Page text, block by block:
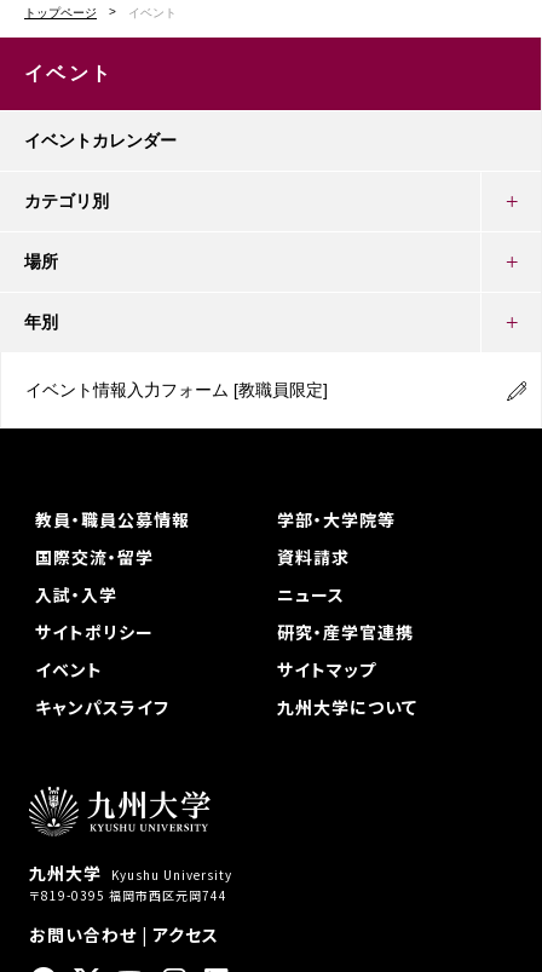
トップページ イベント
イベント
イベントカレンダー
カテゴリ別
場所
年別
イベント情報入力フォーム [教職員限定]
九州大学
Kyushu University
〒819-0395 福岡市西区元岡744
お問い合わせ| アクセス
教員・職員公募情報
学部・大学院等
国際交流・留学
資料請求
入試・入学
ニュース
サイトポリシー
研究・産学官連携
イベント
サイトマップ
キャンパスライフ
九州大学について